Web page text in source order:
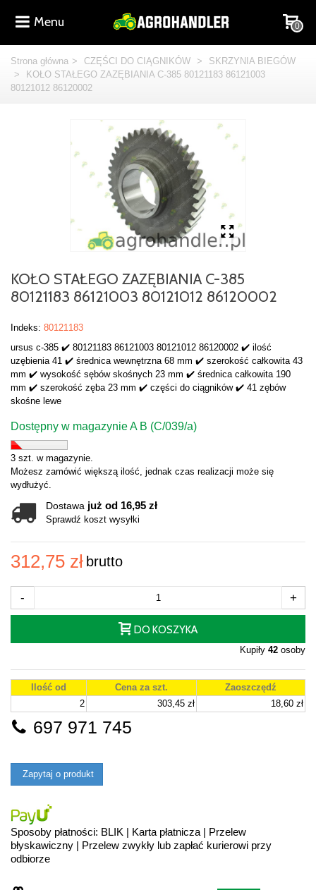
Menu 0
Strona główna > CZĘŚCI DO CIĄGNIKÓW >
SKRZYNIA BIEGÓW
>
KOŁO STAŁEGO ZAZĘBIANIA C-385 80121183 86121003
80121012 86120002
KOŁO STAŁEGO ZAZĘBIANIA C-385
80121183 86121003 80121012 86120002
Indeks: 80121183
ursus c-385 ✔️ 80121183 86121003 80121012 86120002 ✔️ ilość
uzębienia 41 ✔️ średnica wewnętrzna 68 mm ✔️ szerokość całkowita 43
mm ✔️ wysokość sębów skośnych 23 mm ✔️ średnica całkowita 190
mm ✔️ szerokość zęba 23 mm ✔️ części do ciągników ✔️ 41 zębów
skośne lewe
Dostępny w magazynie A B (C/039/a)
3 szt. w magazynie.
Możesz zamówić większą ilość, jednak czas realizacji może się
wydłużyć.
Dostawa już od 16,95 zł
Sprawdź koszt wysyłki
312,75 zł brutto
- +
DO KOSZYKA
Kupiły 42 osoby
Ilość od Cena za szt.
Zaoszczędź
2
303,45 zł 18,60 zł
697 971 745
Zapytaj o produkt
Sposoby płatności: BLIK | Karta płatnicza | Przelew
błyskawiczny | Przelew zwykły lub zapłać kurierowi przy
odbiorze